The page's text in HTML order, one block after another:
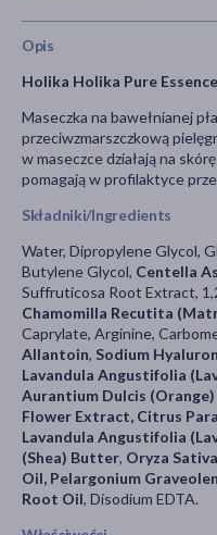
Opis
Holika Holika Pure
Maseczka na bawełnianej
przeciwzmarszczkową
w maseczce działają na
pomagają w profilaktyce
Składniki/Ingredients
Water, Dipropylene Glycol,
Butylene Glycol, Centella
Suffruticosa Root Extract,
Chamomilla Recutita
Caprylate, Arginine,
Allantoin, Sodium
Lavandula Angustifolia
Aurantium Dulcis
Flower Extract, Citrus
Lavandula Angustifolia
(Shea) Butter, Oryza
Oil, Pelargonium
Root Oil, Disodium EDTA.